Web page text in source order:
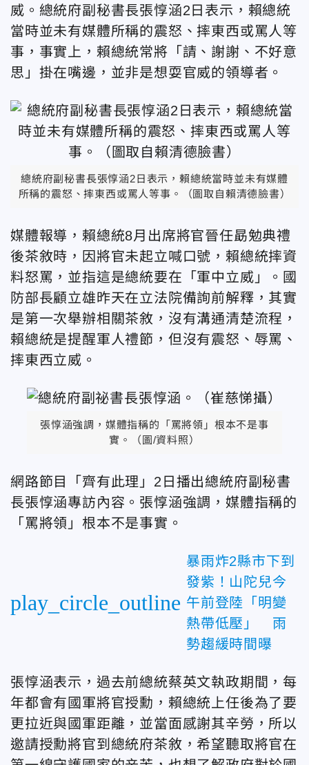
威。總統府副秘書長張惇涵2日表示，賴總統
當時並未有媒體所稱的震怒、摔東西或罵人等
事，事實上，賴總統常將「請、謝謝、不好意
思」掛在嘴邊，並非是想耍官威的領導者。
總統府副秘書長張惇涵2日表示，賴總統當時並未有媒體
所稱的震怒、摔東西或罵人等事。（圖取自賴清德臉書）
媒體報導，賴總統8月出席將官晉任勗勉典禮
後茶敘時，因將官未起立喊口號，賴總統摔資
料怒罵，並指這是總統要在「軍中立威」。國
防部長顧立雄昨天在立法院備詢前解釋，其實
是第一次舉辦相關茶敘，沒有溝通清楚流程，
賴總統是提醒軍人禮節，但沒有震怒、辱罵、
摔東西立威。
張惇涵強調，媒體指稱的「罵將領」根本不是事
實。（圖/資料照）
網路節目「齊有此理」2日播出總統府副秘書
長張惇涵專訪內容。張惇涵強調，媒體指稱的
「罵將領」根本不是事實。
play_circle_outline
暴雨炸2縣市下到
發紫！山陀兒今
午前登陸「明變
熱帶低壓」 雨
勢趨緩時間曝
張惇涵表示，過去前總統蔡英文執政期間，每
年都會有國軍將官授勳，賴總統上任後為了要
更拉近與國軍距離，並當面感謝其辛勞，所以
邀請授勳將官到總統府茶敘，希望聽取將官在